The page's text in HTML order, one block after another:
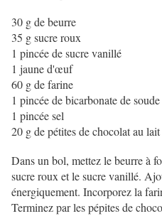
30 g de beurre
35 g sucre roux
1 pincée de sucre vanillé
1 jaune d'œuf
60 g de farine
1 pincée de bicarbonate de soude
1 pincée sel
20 g de pétites de chocolat au lait
Dans un bol, mettez le beurre à
sucre roux et le sucre vanillé.
énergiquement. Incorporez la
Terminez par les pépites de